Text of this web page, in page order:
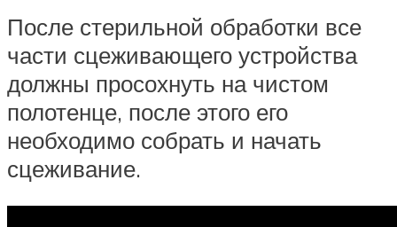
После стерильной обработки все
части сцеживающего устройства
должны просохнуть на чистом
полотенце, после этого его
необходимо собрать и начать
сцеживание.